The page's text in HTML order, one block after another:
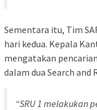
Sementara itu, Tim
hari kedua. Kepala
mengatakan
dalam dua Search and
“SRU 1 melakukan